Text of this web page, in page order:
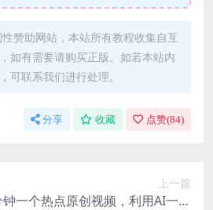
赞助网站，本站所有教程收集自互
如有需要请购买正版。如若本站内
可联系我们进行处理。
分享 收藏 点赞(84)
上一篇
钟一个热点原创视频，利用AI一键